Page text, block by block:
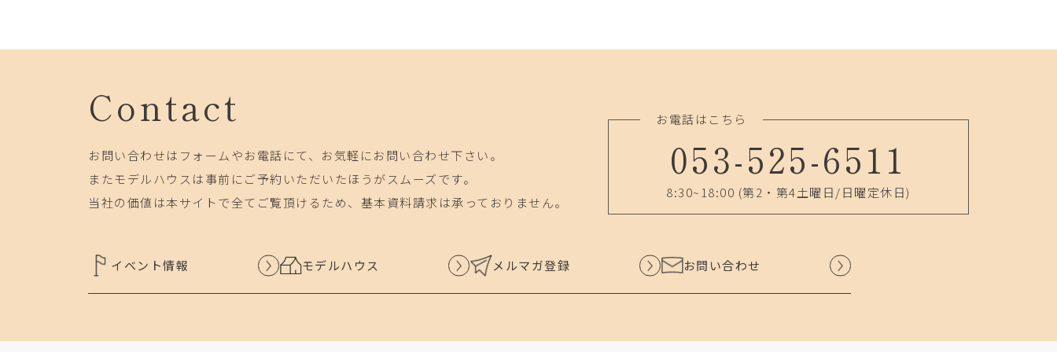
Contact
お問い合わせはフォームやお電話にて、お気軽にお問い合わせ下さい。
またモデルハウスは事前にご予約いただいたほうがスムーズです。
当社の価値は本サイトで全てご覧頂けるため、基本資料請求は承っておりません。
お電話はこちら
053-525-6511
8:30~18:00 (第2・第4土曜日/日曜定休日)
イベント情報 モデルハウス メルマガ登録 お問い合わせ